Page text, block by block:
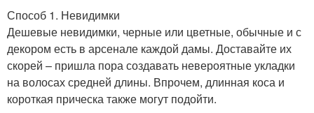
Способ 1. Невидимки
Дешевые невидимки, черные или цветные, обычные и с
декором есть в арсенале каждой дамы. Доставайте их
скорей – пришла пора создавать невероятные укладки
на волосах средней длины. Впрочем, длинная коса и
короткая прическа также могут подойти.